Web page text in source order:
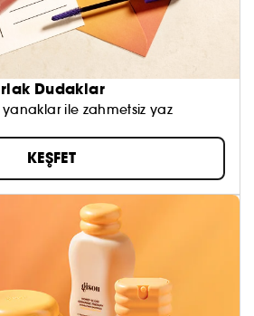
Dudaklar
ile zahmetsiz yaz
KEŞFET